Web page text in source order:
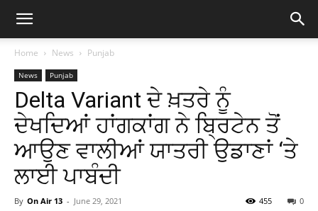
Home News Punjab
News Punjab
Delta Variant ਦੇ ਖ਼ਤਰੇ ਨੂੰ
ਦੇਖਦਿਆਂ ਹਾਂਗਕਾਂਗ ਨੇ ਬ੍ਰਿਟੇਨ ਤੋਂ
ਆਉਣ ਵਾਲੀਆਂ ਯਾਤਰੀ ਉਡਾਣਾਂ ‘ਤੇ
ਲਾਈ ਪਾਬੰਦੀ
By On Air 13 - June 29, 2021 0
455